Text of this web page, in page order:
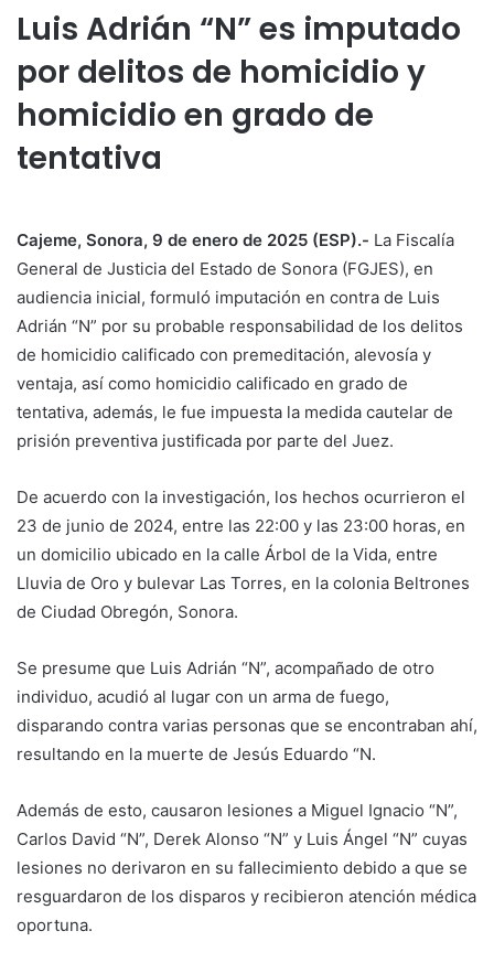
Luis Adrián “N” es imputado
por delitos de homicidio y
homicidio en grado de
tentativa
Cajeme, Sonora, 9 de enero de 2025 (ESP).- La Fiscalía
General de Justicia del Estado de Sonora (FGJES), en
audiencia inicial, formuló imputación en contra de Luis
Adrián “N” por su probable responsabilidad de los delitos
de homicidio calificado con premeditación, alevosía y
ventaja, así como homicidio calificado en grado de
tentativa, además, le fue impuesta la medida cautelar de
prisión preventiva justificada por parte del Juez.
De acuerdo con la investigación, los hechos ocurrieron el
23 de junio de 2024, entre las 22:00 y las 23:00 horas, en
un domicilio ubicado en la calle Árbol de la Vida, entre
Lluvia de Oro y bulevar Las Torres, en la colonia Beltrones
de Ciudad Obregón, Sonora.
Se presume que Luis Adrián “N”, acompañado de otro
individuo, acudió al lugar con un arma de fuego,
disparando contra varias personas que se encontraban ahí,
resultando en la muerte de Jesús Eduardo “N.
Además de esto, causaron lesiones a Miguel Ignacio “N”,
Carlos David “N”, Derek Alonso “N” y Luis Ángel “N” cuyas
lesiones no derivaron en su fallecimiento debido a que se
resguardaron de los disparos y recibieron atención médica
oportuna.